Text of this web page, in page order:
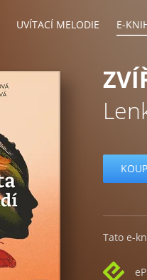
UVÍTACÍ MELODIE E-
Tato e-